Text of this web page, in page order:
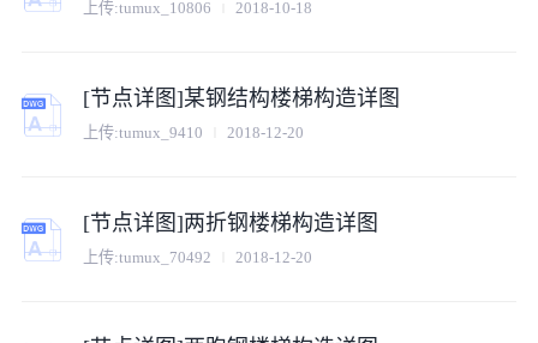
上传:tumux_10806 2018-10-18
[节点详图]某钢结构楼梯构造详图
上传:tumux_9410 2018-12-20
[节点详图]两折钢楼梯构造详图
上传:tumux_70492 2018-12-20